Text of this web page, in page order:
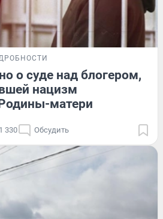
о суде над блогером,
нацизм
матери
1 330 Обсудить